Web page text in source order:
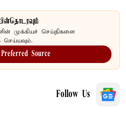
முக்கியச் செய்திகளை
செய்யவும்.
Source
Follow Us